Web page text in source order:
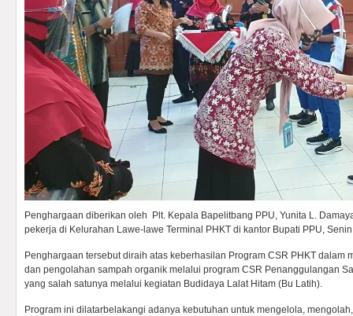
Penghargaan diberikan oleh Plt. Kepala Bapelitbang PPU, Yunita L.
pekerja di Kelurahan Lawe-lawe Terminal PHKT di kantor Bupati PPU,
Penghargaan tersebut diraih atas keberhasilan Program CSR PHKT
dan pengolahan sampah organik melalui program CSR Penanggulangan
yang salah satunya melalui kegiatan Budidaya Lalat Hitam (Bu Latih).
Program ini dilatarbelakangi adanya kebutuhan untuk mengelola,